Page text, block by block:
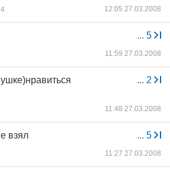
4 12:05 27.03.2008
... 5
11:59 27.03.2008
... 2
11:48 27.03.2008
... 5
взял
11:27 27.03.2008